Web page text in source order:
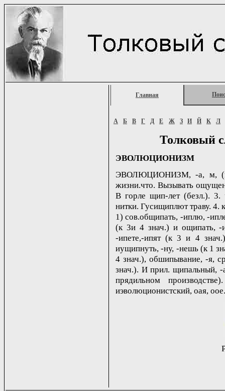
Главная
А Б В Г Д Е Ж З И Й К Л
Толковый
ЭВОЛЮЦИОНИЗМ
ЭВОЛЮЦИОНИЗМ, -а, м,
жизни.что. Вызывать
В горле щип-лет (безл.).
нитки. Гусищиплют траву. 4.
1) сов.общипать, -иплю, -
(к 3и 4 знач.) и ощипать, -
-ипете,-ипят (к 3 и 4
иущипнуть, -ну, -нешь (к 1
4 знач.), обшипывание, -я,
знач.). И прил. щипальный,
прядильном
иэволюционистский, oая, oое.